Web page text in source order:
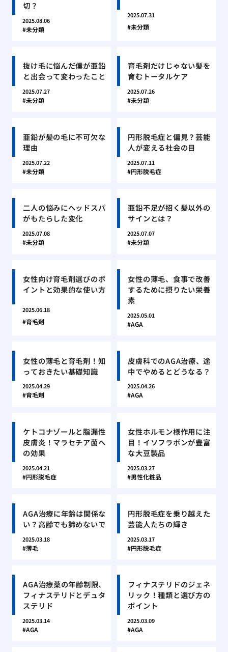
切？
2025.08.06
未分類
2025.07.31
未分類
抜け毛に悩んだ僕が亜鉛
と出会って変わったこと
2025.07.27
未分類
育毛剤だけじゃない髪を
育むトータルケア
2025.07.26
未分類
亜鉛が髪の毛に不可欠な
理由
2025.07.22
未分類
円形脱毛症と偏見？芸能
人が変える社会の目
2025.07.11
円形脱毛症
二人の悩みにヘッドスパ
がもたらした変化
2025.07.08
未分類
亜鉛不足が招く髪以外の
サインとは？
2025.07.07
未分類
女性向け育毛剤選びのポ
イントと効果的な使い方
2025.06.18
育毛剤
女性の薄毛、食事で改善
するために摂りたい栄養
素
2025.05.01
AGA
女性の薄毛と育毛剤！知
っておきたい基礎知識
2025.04.29
育毛剤
皮膚科でのAGA治療、途
中でやめるとどうなる？
2025.04.26
AGA
ケトコナゾールと脂漏性
皮膚炎！マラセチア菌へ
の効果
2025.04.21
円形脱毛症
女性ホルモン様作用に注
目！イソフラボンが豊富
な大豆製品
2025.03.27
男性化粧品
AGA治療に年齢は関係な
い？高齢でも諦めないで
2025.03.18
薄毛
円形脱毛症を乗り越えた
芸能人たちの輝き
2025.03.17
円形脱毛症
AGA治療薬の年齢制限、
フィナステリドとデュタ
ステリド
2025.03.14
AGA
フィナステリドのジェネ
リック！種類と選び方の
ポイント
2025.03.09
AGA